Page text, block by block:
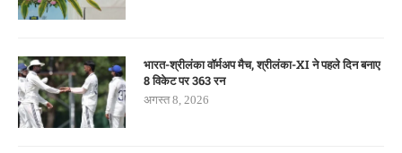
भारत-श्रीलंका वॉर्मअप मैच, श्रीलंका-XI ने पहले दिन बनाए
8 विकेट पर 363 रन
अगस्त 8, 2026